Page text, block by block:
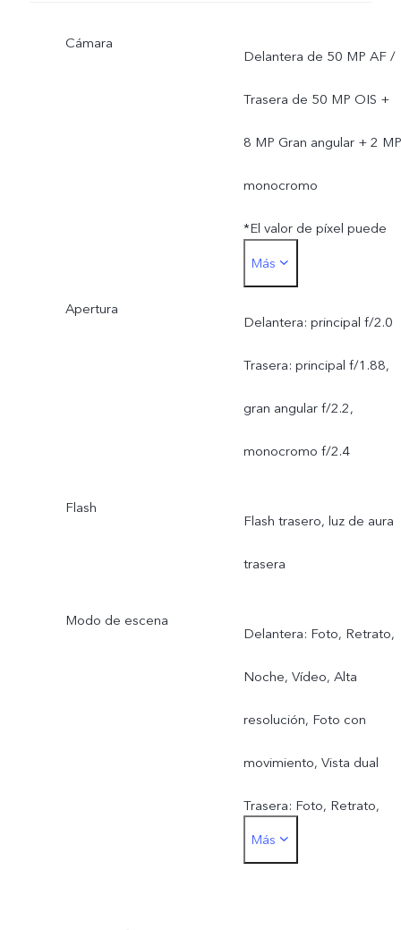
Cámara
Delantera de 50 MP AF /
Trasera de 50 MP OIS +
8 MP Gran angular + 2 MP
monocromo
*El valor de píxel puede
variar en función de los
modos de la cámara, y
está sujeto al uso real.
Más
Apertura
Delantera: principal f/2.0
Trasera: principal f/1.88,
gran angular f/2.2,
monocromo f/2.4
Flash
Flash trasero, luz de aura
trasera
Modo de escena
Delantera: Foto, Retrato,
Noche, Vídeo, Alta
resolución, Foto con
movimiento, Vista dual
Trasera: Foto, Retrato,
Noche, Vídeo, Alta
Más